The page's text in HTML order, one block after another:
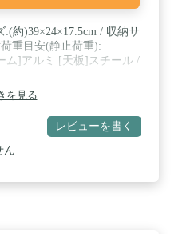
約)39×24×17.5cm / 収納サ
重目安(静止荷重):
ム]アルミ [天板]スチール /
を見る
レビューを書く
ん